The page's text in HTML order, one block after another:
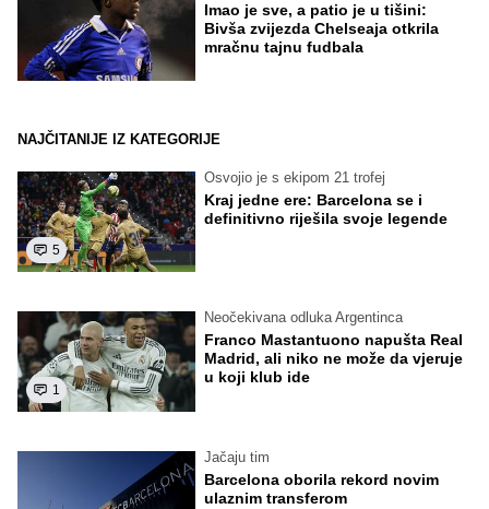
Imao je sve, a patio je u tišini:
Bivša zvijezda Chelseaja otkrila
mračnu tajnu fudbala
NAJČITANIJE IZ KATEGORIJE
5
Osvojio je s ekipom 21 trofej
Kraj jedne ere: Barcelona se i
definitivno riješila svoje legende
1
Neočekivana odluka Argentinca
Franco Mastantuono napušta Real
Madrid, ali niko ne može da vjeruje
u koji klub ide
Jačaju tim
Barcelona oborila rekord novim
ulaznim transferom